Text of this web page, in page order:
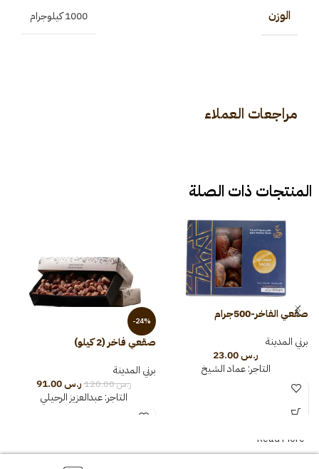
الوزن 1000 كيلوجرام
مراجعات العملاء
المنتجات ذات الصلة
صقعي الفاخر-500جرام
برني المدينة
ر.س
التاجر:عماد الشيخ
-24%
صقعي فاخر (2 كيلو)
برني المدينة
ر.س120.00 ر.س91.00
التاجر:عبدالعزيز الرحيلي
Read More